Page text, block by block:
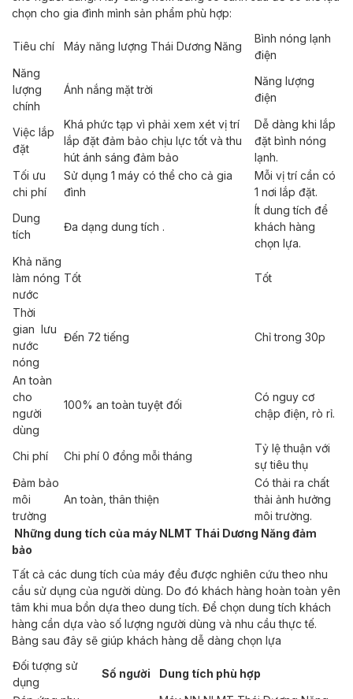
chọn cho gia đình mình sản phẩm phù hợp:
Tiêu chí Máy năng lượng Thái Dương Năng
Bình nóng lạnh
điện
Năng
lượng
chính
Ánh nắng mặt trời
Năng lượng
điện
Việc lắp
đặt
Khá phức tạp vì phải xem xét vị trí
lắp đặt đảm bảo chịu lực tốt và thu
hút ánh sáng đảm bảo
Dễ dàng khi lắp
đặt bình nóng
lạnh.
Tối ưu
chi phí
Sử dụng 1 máy có thể cho cả gia
đình
Mỗi vị trí cần có
1 nơi lắp đặt.
Dung
tích
Đa dạng dung tích .
Ít dung tích để
khách hàng
chọn lựa.
Khả năng
làm nóng
nước
Tốt Tốt
Thời
gian lưu
nước
nóng
Đến 72 tiếng Chỉ trong 30p
An toàn
cho
người
dùng
100% an toàn tuyệt đối
Có nguy cơ
chập điện, rò rỉ.
Chi phí Chi phí 0 đồng mỗi tháng
Tỷ lệ thuận với
sự tiêu thụ
Đảm bảo
môi
trường
An toàn, thân thiện
Có thải ra chất
thải ảnh hưởng
môi trường.
Những dung tích của máy NLMT Thái Dương Năng đảm
bảo
Tất cả các dung tích của máy đều được nghiên cứu theo nhu
cầu sử dụng của người dùng. Do đó khách hàng hoàn toàn yên
tâm khi mua bồn dựa theo dung tích. Để chọn dung tích khách
hàng cần dựa vào số lượng người dùng và nhu cầu thực tế.
Bảng sau đây sẽ giúp khách hàng dễ dàng chọn lựa
Đối tượng sử
dụng
Số người
Dung tích phù hợp